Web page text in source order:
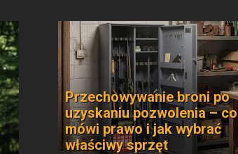
Przechowywanie broni po
uzyskaniu pozwolenia – co
mówi prawo i jak wybrać
właściwy sprzęt